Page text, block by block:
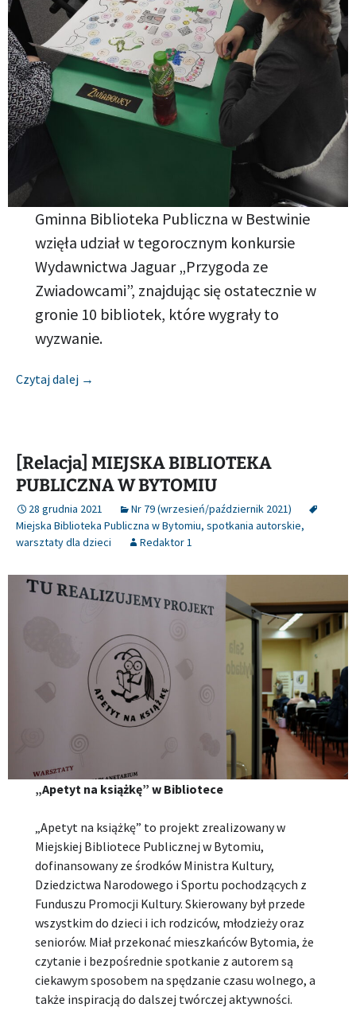
Gminna Biblioteka Publiczna w Bestwinie
wzięła udział w tegorocznym konkursie
Wydawnictwa Jaguar „Przygoda ze
Zwiadowcami”, znajdując się ostatecznie w
gronie 10 bibliotek, które wygrały to
wyzwanie.
Czytaj dalej [Relacja] GMINNA BIBLIOTEKA PUBLICZNA W
→
[Relacja] MIEJSKA BIBLIOTEKA
PUBLICZNA W BYTOMIU
28 grudnia 2021
Nr 79 (wrzesień/październik 2021)
Miejska Biblioteka Publiczna w Bytomiu, spotkania autorskie,
warsztaty dla dzieci
Redaktor 1
„Apetyt na książkę” w Bibliotece
„Apetyt na książkę” to projekt zrealizowany w
Miejskiej Bibliotece Publicznej w Bytomiu,
dofinansowany ze środków Ministra Kultury,
Dziedzictwa Narodowego i Sportu pochodzących z
Funduszu Promocji Kultury. Skierowany był przede
wszystkim do dzieci i ich rodziców, młodzieży oraz
seniorów. Miał przekonać mieszkańców Bytomia, że
czytanie i bezpośrednie spotkanie z autorem są
ciekawym sposobem na spędzanie czasu wolnego, a
także inspiracją do dalszej twórczej aktywności.